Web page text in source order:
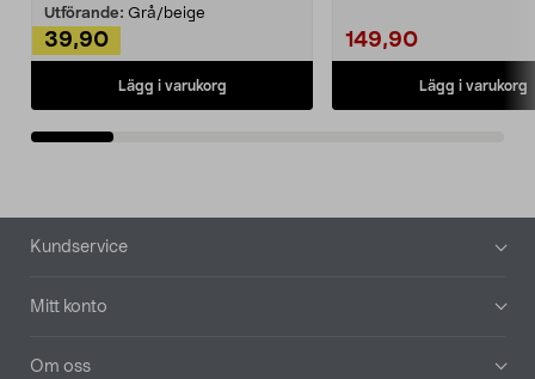
Utförande: Grå/beige
39,90
Lägg i varukorg
149,90
Lägg i varukorg
Sidfot
Kundservice
Mitt konto
Om oss